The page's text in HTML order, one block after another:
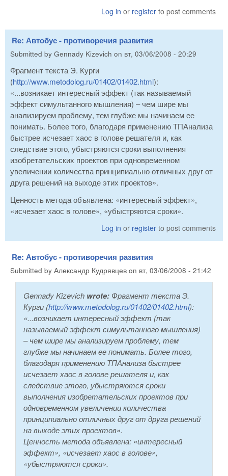
Log in or register to post comments
Re: Автобус - противоречия развития
Submitted by Gennady Kizevich on вт, 03/06/2008 - 20:29
Фрагмент текста Э. Курги
(http://www.metodolog.ru/01402/01402.html):
«...возникает интересный эффект (так называемый
эффект симультанного мышления) – чем шире мы
анализируем проблему, тем глубже мы начинаем ее
понимать. Более того, благодаря применению ТПАнализа
быстрее исчезает хаос в голове решателя и, как
следствие этого, убыстряются сроки выполнения
изобретательских проектов при одновременном
увеличении количества принципиально отличных друг от
друга решений на выходе этих проектов».
Ценность метода объявлена: «интересный эффект»,
«исчезает хаос в голове», «убыстряются сроки».
Log in or register to post comments
Re: Автобус - противоречия развития
Submitted by Александр Кудрявцев on вт, 03/06/2008 - 21:42
Gennady Kizevich wrote: Фрагмент текста Э.
Курги (http://www.metodolog.ru/01402/01402.html):
«...возникает интересный эффект (так
называемый эффект симультанного мышления)
– чем шире мы анализируем проблему, тем
глубже мы начинаем ее понимать. Более того,
благодаря применению ТПАнализа быстрее
исчезает хаос в голове решателя и, как
следствие этого, убыстряются сроки
выполнения изобретательских проектов при
одновременном увеличении количества
принципиально отличных друг от друга решений
на выходе этих проектов».
Ценность метода объявлена: «интересный
эффект», «исчезает хаос в голове»,
«убыстряются сроки».